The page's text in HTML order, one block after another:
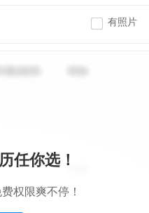
有照片
任你选！
权限爽不停！